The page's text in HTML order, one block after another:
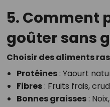
5. Comment
goûter sans
Choisir des aliments
Protéines: Yaourt
Fibres: Fruits frais,
Bonnes graisses: